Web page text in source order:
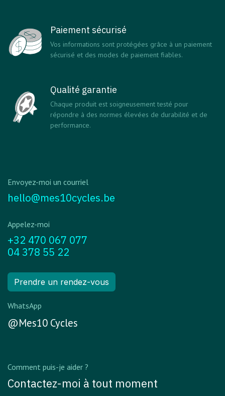
Paiement sécurisé
Vos informations sont protégées grâce à un paiement
sécurisé et des modes de paiement fiables.
Qualité garantie
Chaque produit est soigneusement testé pour
répondre à des normes élevées de durabilité et de
performance.
Envoyez-moi un courriel
hello@mes10cycles.be
Appelez-moi
+32 470 067 077
04 378 55 22
Prendre un rendez-vous
WhatsApp
@Mes10 Cycles
Comment puis-je aider ?
Contactez-moi à tout moment